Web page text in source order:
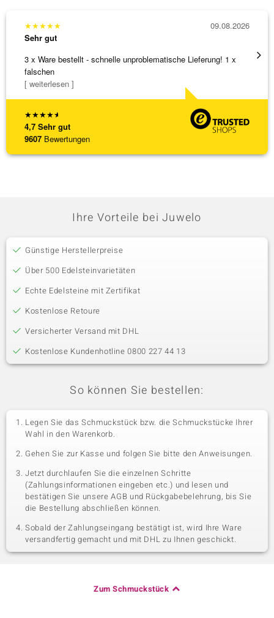
★★★★★
4,7 Sehr gut
9607 Bewertungen
★★★★★
Sehr gut
3 x Ware bestellt - schnelle unproblematische Lieferung! 1 x
falschen
[ weiterlesen ]
09.08.2026
Sehr
Ihre Vorteile bei Juwelo
Günstige Herstellerpreise
Über 500 Edelsteinvarietäten
Echte Edelsteine mit Zertifikat
Kostenlose Retoure
Versicherter Versand mit DHL
Kostenlose Kundenhotline 0800 227 44 13
So können Sie bestellen:
Legen Sie das Schmuckstück bzw. die Schmuckstücke Ihrer
Wahl in den Warenkorb.
Gehen Sie zur Kasse und folgen Sie bitte den Anweisungen.
Jetzt durchlaufen Sie die einzelnen Schritte
(Zahlungsinformationen eingeben etc.) und lesen und
bestätigen Sie unsere AGB und Rückgabebelehrung, bis Sie
die Bestellung abschließen können.
Sobald der Zahlungseingang bestätigt ist, wird Ihre Ware
versandfertig gemacht und mit DHL zu Ihnen geschickt.
Zum Schmuckstück